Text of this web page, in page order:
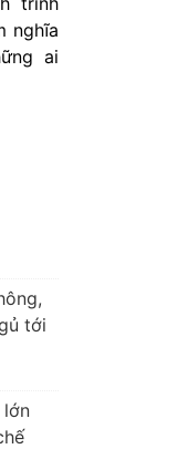
nghĩa
ai
tới
lớn